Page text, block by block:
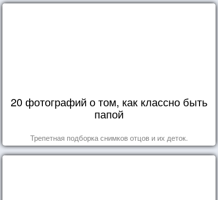
20 фотографий о том, как классно быть
папой
Трепетная подборка снимков отцов и их деток.